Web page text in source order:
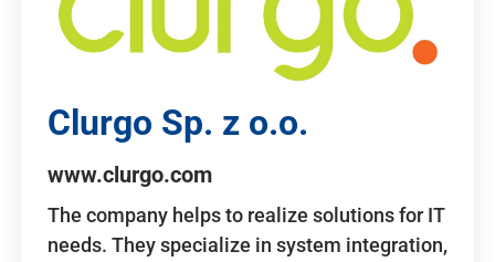
Clurgo Sp. z o.o.
www.clurgo.com
The company helps to realize solutions for IT
needs. They specialize in system integration,